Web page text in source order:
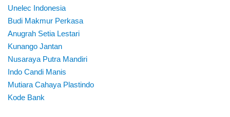
Unelec Indonesia
Budi Makmur Perkasa
Anugrah Setia Lestari
Kunango Jantan
Nusaraya Putra Mandiri
Indo Candi Manis
Mutiara Cahaya Plastindo
Kode Bank